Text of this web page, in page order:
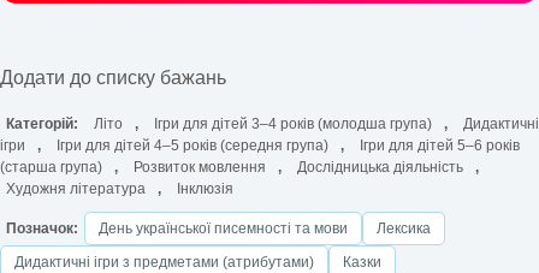
Додати до списку бажань
Категорій: Літо , Ігри для дітей 3–4 років (молодша група) ,
Дидактичні
ігри
, Ігри для дітей 4–5 років (середня група) ,
Ігри для дітей 5–6 років
(старша група)
, Розвиток мовлення , Дослідницька діяльність
,
Художня література
, Інклюзія
Позначок: День української писемності та мови
Лексика
Дидактичні ігри з предметами (атрибутами)
Казки